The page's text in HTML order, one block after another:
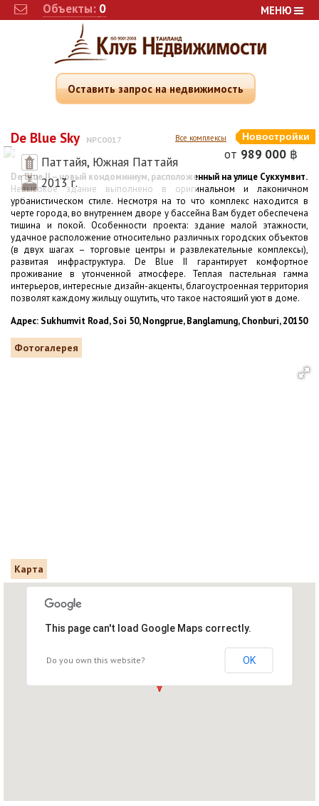
МЕНЮ
Оставить запрос на недвижимость
Объекты: 0
Новостройки
Все комплексы
De Blue Sky NPC0017
Паттайя, Южная Паттайя
2013 г.
от 989 000 ฿
De Blue II – новый кондоминиум, расположенный на улице Сукхумвит.
Невысокое здание выполнено в оригинальном и лаконичном
урбанистическом стиле. Несмотря на то что комплекс находится в
черте города, во внутреннем дворе у бассейна Вам будет обеспечена
тишина и покой. Особенности проекта: здание малой этажности,
удачное расположение относительно различных городских объектов
(в двух шагах – торговые центры и развлекательные комплексы),
развитая инфраструктура. De Blue II гарантирует комфортное
проживание в утонченной атмосфере. Теплая пастельная гамма
интерьеров, интересные дизайн-акценты, благоустроенная территория
позволят каждому жильцу ощутить, что такое настоящий уют в доме.
Адрес: Sukhumvit Road, Soi 50, Nongprue, Banglamung, Chonburi, 20150
Фотогалерея
Карта
This page can't load Google Maps correctly.
Do you own this website? OK